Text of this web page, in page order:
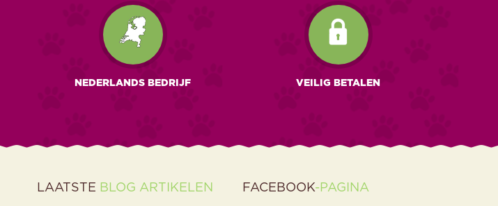
NEDERLANDS BEDRIJF VEILIG BETALEN
LAATSTE BLOG ARTIKELEN FACEBOOK-PAGINA